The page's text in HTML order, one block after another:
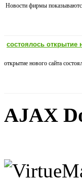
Новости фирмы
состоялось открытие
открытие нового сайта
AJAX